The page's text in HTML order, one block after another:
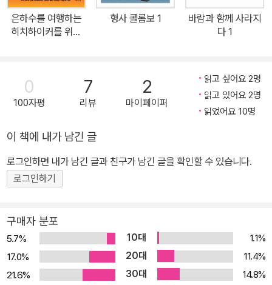
은하수를 여행하는
히치하이커를 위한
형사 콜롬보 1
바람과 함께 사라지
다 1
0
100자평
7
리뷰
2
마이페이퍼
읽고 싶어요 2명
읽고 있어요 2명
읽었어요 10명
이 책에 내가 남긴 글
로그인하면 내가 남긴 글과 친구가 남긴 글을 확인할 수 있습니다.
로그인하기
구매자 분포
5.7% 10대
1.1%
17.0%
20대
11.4%
21.6%
30대
14.8%